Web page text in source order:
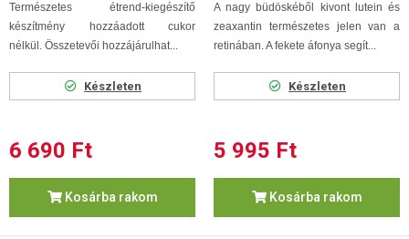
Természetes étrend-kiegészítő
készítmény hozzáadott cukor
nélkül. Összetevői hozzájárulhat...
Készleten
6 690 Ft
Kosárba rakom
A nagy büdöskéből kivont lutein és
zeaxantin természetes jelen van a
retinában. A fekete áfonya segít...
Készleten
5 995 Ft
Kosárba rakom